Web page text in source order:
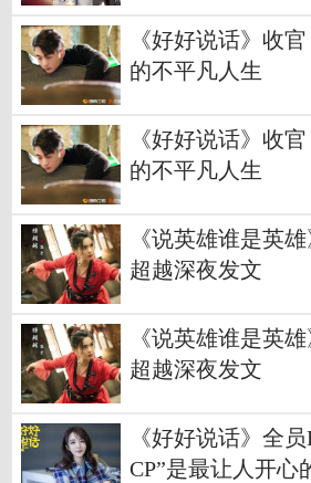
《好好说话》收
的不平凡人生
《好好说话》收
的不平凡人生
《说英雄谁是英
超越深夜发文
《说英雄谁是英
超越深夜发文
《好好说话》全
CP”是最让人开心